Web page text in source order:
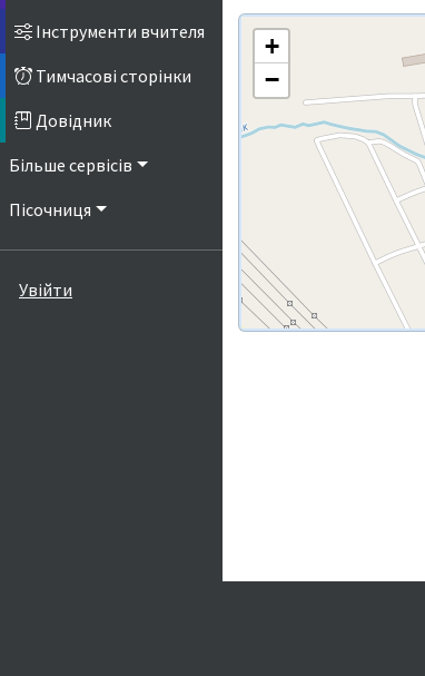
Інструменти вчителя
Тимчасові сторінки
Довідник
Більше сервісів
Пісочниця
Увійти
+
−